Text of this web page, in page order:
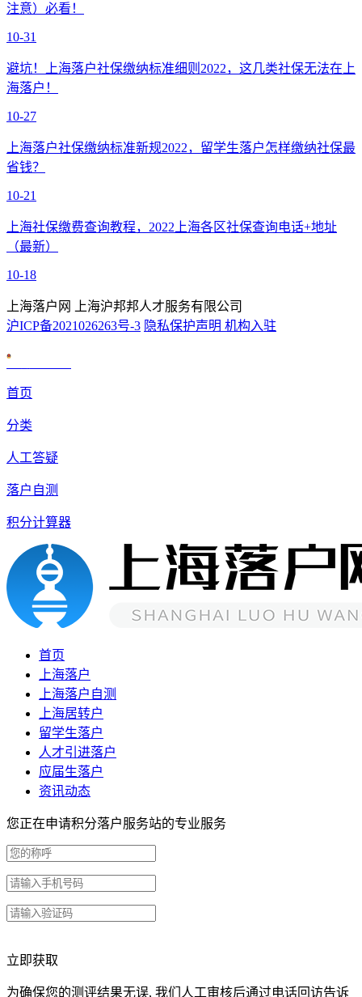
注意）必看！
10-31
避坑！上海落户社保缴纳标准细则2022，这几类社保无法在上
海落户！
10-27
上海落户社保缴纳标准新规2022，留学生落户怎样缴纳社保最
省钱？
10-21
上海社保缴费查询教程，2022上海各区社保查询电话+地址
（最新）
10-18
上海落户网 上海沪邦邦人才服务有限公司
沪ICP备2021026263号-3 隐私保护声明 机构入驻
首页
分类
人工答疑
落户自测
积分计算器
首页
上海落户
上海落户自测
上海居转户
留学生落户
人才引进落户
应届生落户
资讯动态
您正在申请积分落户服务站的专业服务
立即获取
为确保您的测评结果无误, 我们人工审核后通过电话回访告诉